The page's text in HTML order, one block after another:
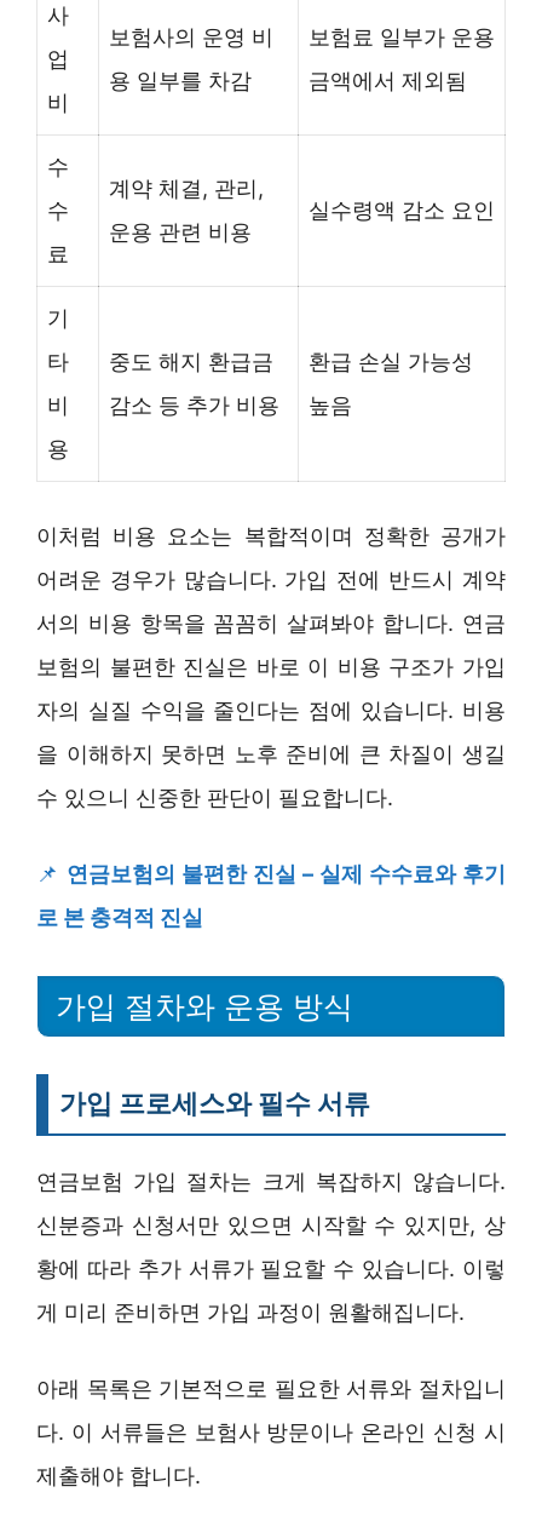
사
업
비
보험사의 운영 비
용 일부를 차감
보험료 일부가 운용
금액에서 제외됨
수
수
료
계약 체결, 관리,
운용 관련 비용
실수령액 감소 요인
기
타
비
용
중도 해지 환급금
감소 등 추가 비용
환급 손실 가능성
높음
이처럼 비용 요소는 복합적이며 정확한 공개가
어려운 경우가 많습니다. 가입 전에 반드시 계약
서의 비용 항목을 꼼꼼히 살펴봐야 합니다. 연금
보험의 불편한 진실은 바로 이 비용 구조가 가입
자의 실질 수익을 줄인다는 점에 있습니다. 비용
을 이해하지 못하면 노후 준비에 큰 차질이 생길
수 있으니 신중한 판단이 필요합니다.
📌 연금보험의 불편한 진실 – 실제 수수료와 후기
로 본 충격적 진실
가입 절차와 운용 방식
가입 프로세스와 필수 서류
연금보험 가입 절차는 크게 복잡하지 않습니다.
신분증과 신청서만 있으면 시작할 수 있지만, 상
황에 따라 추가 서류가 필요할 수 있습니다. 이렇
게 미리 준비하면 가입 과정이 원활해집니다.
아래 목록은 기본적으로 필요한 서류와 절차입니
다. 이 서류들은 보험사 방문이나 온라인 신청 시
제출해야 합니다.